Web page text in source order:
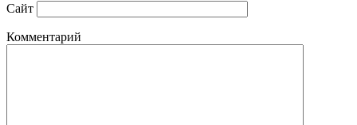
Сайт
Комментарий